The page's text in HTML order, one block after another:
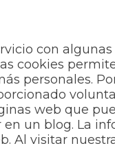
con
cookies
personales.
web que
un blog. La
Al visitar